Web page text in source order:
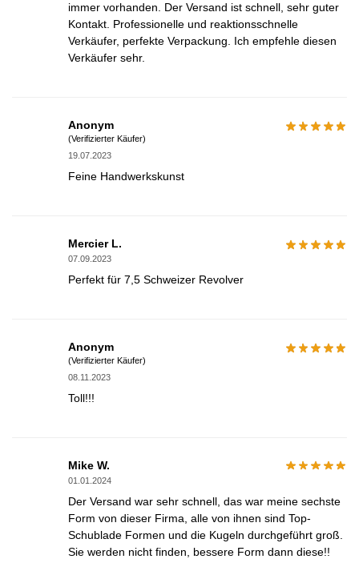
immer vorhanden. Der Versand ist schnell, sehr guter
Kontakt. Professionelle und reaktionsschnelle
Verkäufer, perfekte Verpackung. Ich empfehle diesen
Verkäufer sehr.
Anonym
(Verifizierter Käufer)
19.07.2023
Feine Handwerkskunst
Mercier L.
07.09.2023
Perfekt für 7,5 Schweizer Revolver
Anonym
(Verifizierter Käufer)
08.11.2023
Toll!!!
Mike W.
01.01.2024
Der Versand war sehr schnell, das war meine sechste
Form von dieser Firma, alle von ihnen sind Top-
Schublade Formen und die Kugeln durchgeführt groß.
Sie werden nicht finden, bessere Form dann diese!!